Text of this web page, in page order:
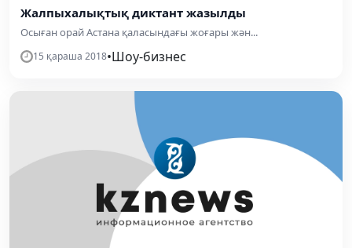
Жалпыхалықтық диктант жазылды
Осыған орай Астана қала­сындағы жоғары жән...
15 қараша 2018•Шоу-бизнес